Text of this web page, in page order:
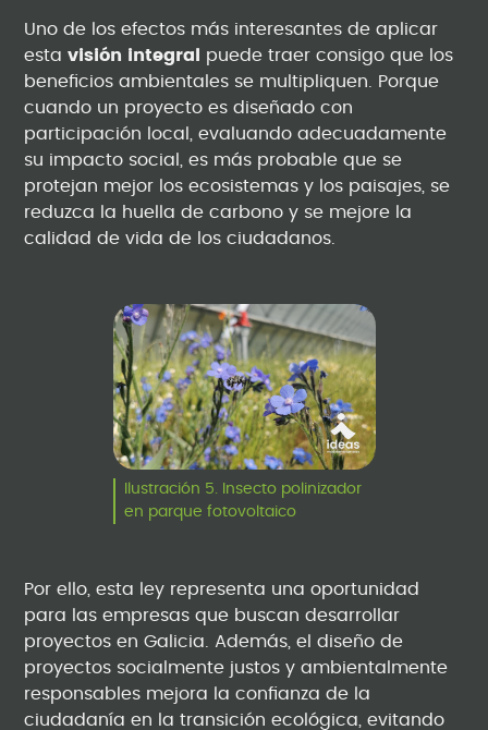
Uno de los efectos más interesantes de aplicar
estavisión integral
puede traer consigo que los
beneficios ambientales se multipliquen. Porque
cuando un proyecto es diseñado con
participación local, evaluando adecuadamente
su impacto social, es más probable que se
protejan mejor los ecosistemas y los paisajes, se
reduzca la huella de carbono y se mejore la
calidad de vida de los ciudadanos.
Ilustración 5. Insecto polinizador
en parque fotovoltaico
Por ello, esta ley representa una oportunidad
para las empresas que buscan desarrollar
proyectos en Galicia. Además, el diseño de
proyectos socialmente justos y ambientalmente
responsables mejora la confianza de la
ciudadanía en la transición ecológica, evitando